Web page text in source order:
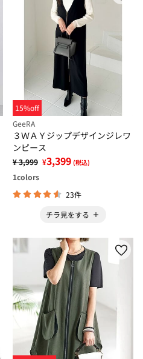
15%off
GeeRA
３ＷＡＹジップデザインジレワ
ンピース
¥ 3,999 ¥3,399 (税込)
1colors
23件
チラ見をする